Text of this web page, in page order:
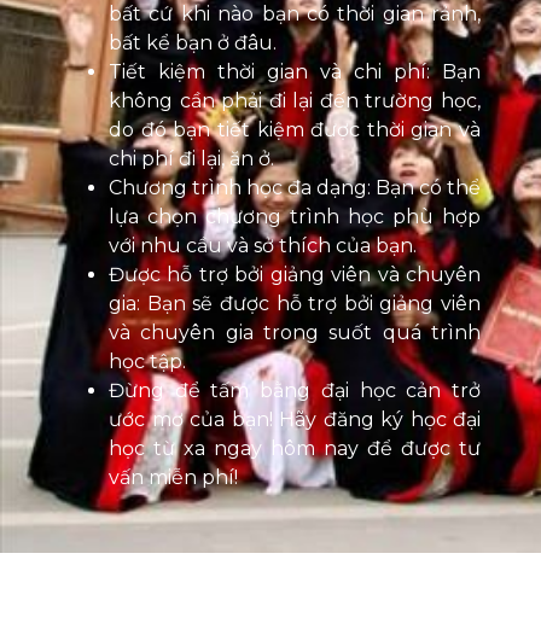
bất cứ khi nào bạn có thời gian rảnh,
bất kể bạn ở đâu.
Tiết kiệm thời gian và chi phí: Bạn
không cần phải đi lại đến trường học,
do đó bạn tiết kiệm được thời gian và
chi phí đi lại, ăn ở.
Chương trình học đa dạng: Bạn có thể
lựa chọn chương trình học phù hợp
với nhu cầu và sở thích của bạn.
Được hỗ trợ bởi giảng viên và chuyên
gia: Bạn sẽ được hỗ trợ bởi giảng viên
và chuyên gia trong suốt quá trình
học tập.
Đừng để tấm bằng đại học cản trở
ước mơ của bạn! Hãy đăng ký học đại
học từ xa ngay hôm nay để được tư
vấn miễn phí!